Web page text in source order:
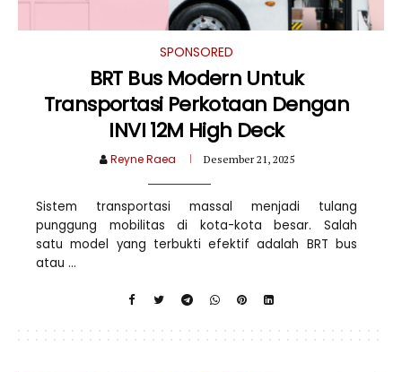
SPONSORED
BRT Bus Modern Untuk
Transportasi Perkotaan Dengan
INVI 12M High Deck
Reyne Raea Desember 21, 2025
Sistem transportasi massal menjadi tulang
punggung mobilitas di kota-kota besar. Salah
satu model yang terbukti efektif adalah BRT bus
atau ...